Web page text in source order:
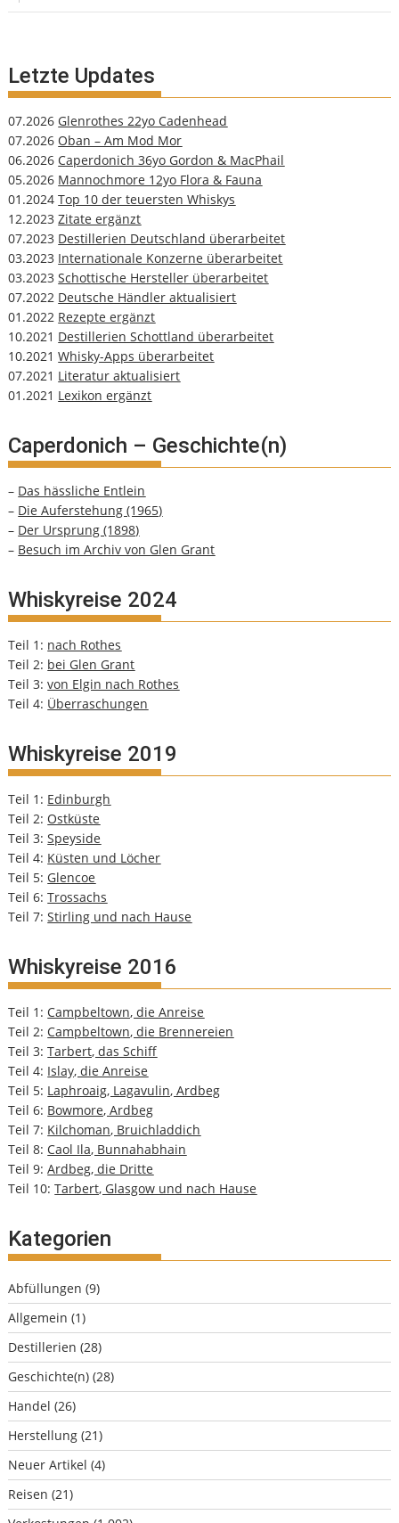
Letzte Updates
07.2026 Glenrothes 22yo Cadenhead
07.2026 Oban – Am Mod Mor
06.2026 Caperdonich 36yo Gordon & MacPhail
05.2026 Mannochmore 12yo Flora & Fauna
01.2024Top 10 der teuersten Whiskys
12.2023Zitate ergänzt
07.2023 Destillerien Deutschland überarbeitet
03.2023 Internationale Konzerne überarbeitet
03.2023Schottische Hersteller überarbeitet
07.2022 Deutsche Händler aktualisiert
01.2022 Rezepte ergänzt
10.2021 Destillerien Schottland überarbeitet
10.2021Whisky-Apps überarbeitet
07.2021 Literatur aktualisiert
01.2021 Lexikon ergänzt
Caperdonich – Geschichte(n)
– Das hässliche Entlein
– Die Auferstehung (1965)
– Der Ursprung (1898)
– Besuch im Archiv von Glen Grant
Whiskyreise 2024
Teil 1: nach Rothes
Teil 2: bei Glen Grant
Teil 3:von Elgin nach Rothes
Teil 4: Überraschungen
Whiskyreise 2019
Teil 1: Edinburgh
Teil 2: Ostküste
Teil 3:Speyside
Teil 4: Küsten und Löcher
Teil 5: Glencoe
Teil 6:Trossachs
Teil 7:Stirling und nach Hause
Whiskyreise 2016
Teil 1: Campbeltown, die Anreise
Teil 2: Campbeltown, die Brennereien
Teil 3:Tarbert, das Schiff
Teil 4: Islay, die Anreise
Teil 5: Laphroaig, Lagavulin, Ardbeg
Teil 6: Bowmore, Ardbeg
Teil 7: Kilchoman, Bruichladdich
Teil 8: Caol Ila, Bunnahabhain
Teil 9:Ardbeg, die Dritte
Teil 10:Tarbert, Glasgow und nach Hause
Kategorien
Abfüllungen (9)
Allgemein (1)
Destillerien (28)
Geschichte(n) (28)
Handel (26)
Herstellung (21)
Neuer Artikel (4)
Reisen (21)